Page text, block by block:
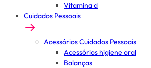
Vitamina d
Cuidados Pessoais
Acessórios Cuidados Pessoais
Acessórios higiene oral
Balanças